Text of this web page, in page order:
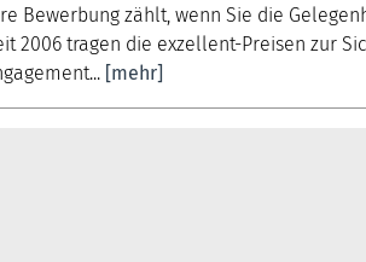
Bewerbung zählt, wenn Sie die
2006 tragen die exzellent-Preisen zur
[mehr]